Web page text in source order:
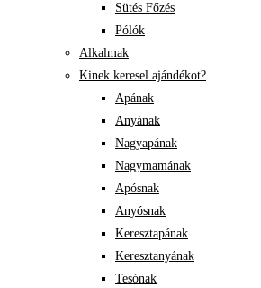
Sütés Főzés
Pólók
Alkalmak
Kinek keresel ajándékot?
Apának
Anyának
Nagyapának
Nagymamának
Apósnak
Anyósnak
Keresztapának
Keresztanyának
Tesónak